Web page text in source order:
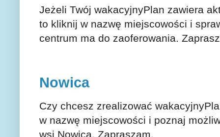
Jeżeli Twój wakacyjnyPlan zawiera
to kliknij w nazwę miejscowości i
centrum ma do zaoferowania.
Nowica
Czy chcesz zrealizować
w nazwę miejscowości i poznaj
wsi Nowica. Zapraszam.